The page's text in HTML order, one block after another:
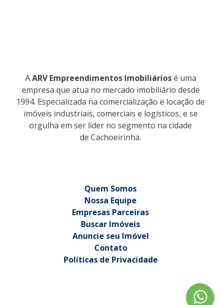
AARV Empreendimentos Imobiliáriosé uma
empresa que atua no mercado imobiliário desde
1994. Especializada na comercialização e locação de
imóveis industriais, comerciais e logísticos, e se
orgulha em ser líder no segmento na cidade
de Cachoeirinha.
Quem Somos
Nossa Equipe
Empresas Parceiras
Buscar Imóveis
Anuncie seu Imóvel
Contato
Políticas de Privacidade